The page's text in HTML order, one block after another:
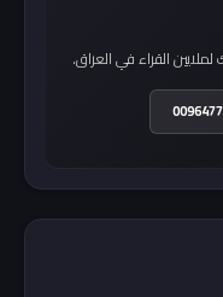
القراء في العراق.